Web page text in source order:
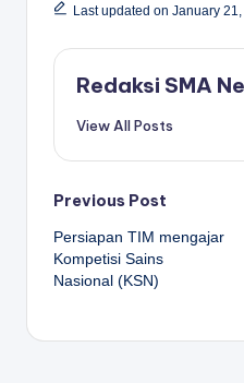
Last updated on January
Redaksi SMA
View All Posts
Post
navigation
Previous Post
Persiapan TIM mengajar
Kompetisi Sains
Nasional (KSN)